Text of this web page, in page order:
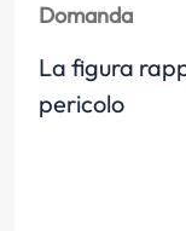
Domanda
La figura
pericolo